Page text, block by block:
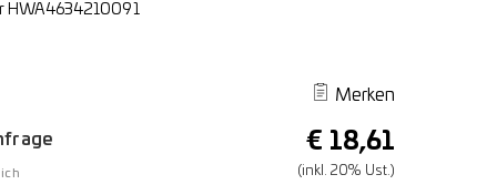
HWA4634210091
Merken
€ 18,61
(inkl. 20% Ust.)